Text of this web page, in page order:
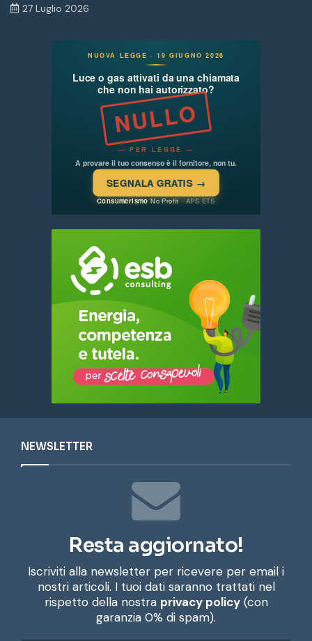
27 Luglio 2026
NEWSLETTER
Resta aggiornato!
Iscriviti alla newsletter per ricevere per email i
nostri articoli. I tuoi dati saranno trattati nel
rispetto della nostra privacy policy(con
garanzia 0% di spam).